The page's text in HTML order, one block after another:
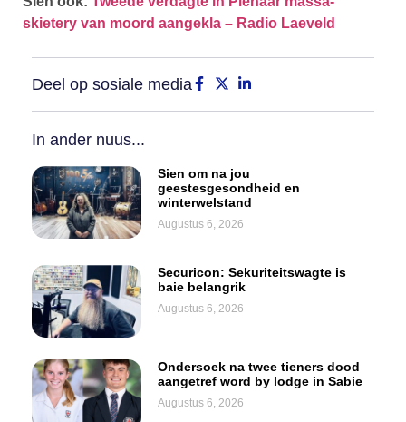
skietery van moord aangekla – Radio Laeveld
Deel op sosiale media
In ander nuus...
Sien om na jou
geestesgesondheid en
winterwelstand
Augustus 6, 2026
Securicon: Sekuriteitswagte is
baie belangrik
Augustus 6, 2026
Ondersoek na twee tieners dood
aangetref word by lodge in Sabie
Augustus 6, 2026